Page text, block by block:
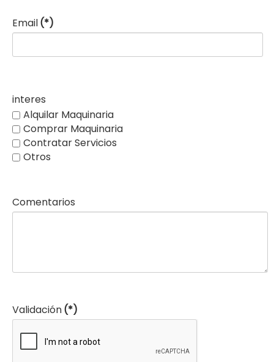
Email(*)
interes
Alquilar Maquinaria
Comprar Maquinaria
Contratar Servicios
Otros
Comentarios
Validación(*)